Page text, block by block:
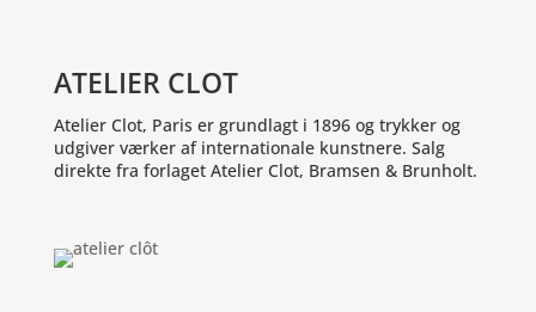
ATELIER CLOT
Atelier Clot, Paris er grundlagt i 1896 og trykker og
udgiver værker af internationale kunstnere. Salg
direkte fra forlaget Atelier Clot, Bramsen & Brunholt.